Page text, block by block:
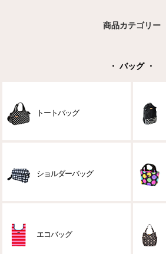
商品カテゴリー
・ バッグ ・
トートバッグ
ショルダーバッグ
エコバッグ